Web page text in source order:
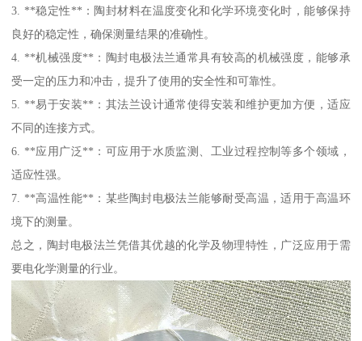
3. **稳定性**：陶封材料在温度变化和化学环境变化时，能够保持
良好的稳定性，确保测量结果的准确性。
4. **机械强度**：陶封电极法兰通常具有较高的机械强度，能够承
受一定的压力和冲击，提升了使用的安全性和可靠性。
5. **易于安装**：其法兰设计通常使得安装和维护更加方便，适应
不同的连接方式。
6. **应用广泛**：可应用于水质监测、工业过程控制等多个领域，
适应性强。
7. **高温性能**：某些陶封电极法兰能够耐受高温，适用于高温环
境下的测量。
总之，陶封电极法兰凭借其优越的化学及物理特性，广泛应用于需
要电化学测量的行业。